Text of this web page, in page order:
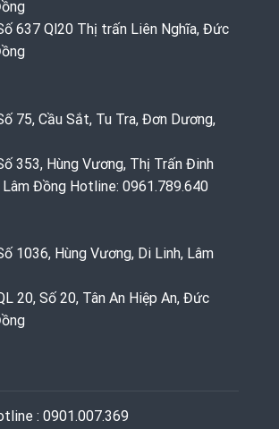
637 Ql20 Thị trấn Liên Nghĩa, Đức
75, Cầu Sắt, Tu Tra, Đơn Dương,
353, Hùng Vương, Thị Trấn Đinh
Lâm Đồng Hotline: 0961.789.640
1036, Hùng Vương, Di Linh, Lâm
20, Số 20, Tân An Hiệp An, Đức
: 0901.007.369